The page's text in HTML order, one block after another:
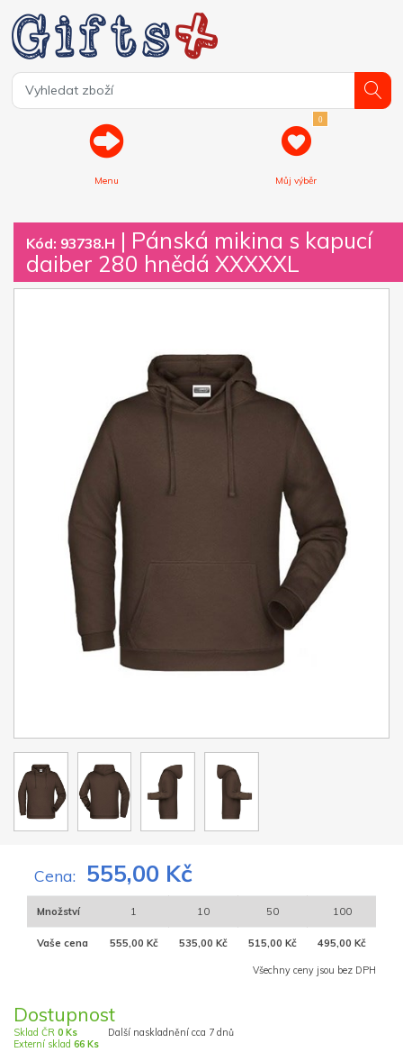
Menu
0
Můj výběr
Kód: 93738.H | Pánská mikina s kapucí
daiber 280 hnědá XXXXXL
Cena: 555,00 Kč
Množství 1 10 50 100
Vaše cena 555,00 Kč 535,00 Kč 515,00 Kč 495,00 Kč
Všechny ceny jsou bez DPH
Dostupnost
Sklad ČR 0 Ks
Externí sklad 66 Ks
Další naskladnění cca 7 dnů